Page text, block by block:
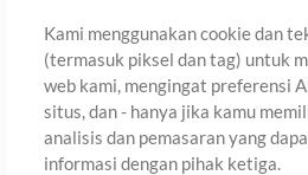
Kami menggunakan cookie dan
(termasuk piksel dan tag) untuk
web kami, mengingat preferensi
situs, dan - hanya jika kamu
analisis dan pemasaran yang
informasi dengan pihak ketiga.
DaftarLupa Kata Sandi?
Tentang Ketentuan Penggunaan